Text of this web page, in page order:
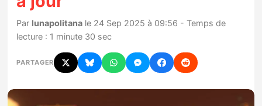
Hardware
Mises à jour
Chiffres de ventes
Par lunapolitana le 24 Sep 2025 à 09:56 - Temps de
lecture : 1 minute 30 sec
PARTAGER